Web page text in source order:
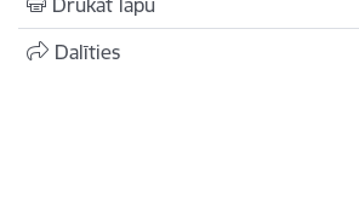
Drukāt lapu
Dalīties